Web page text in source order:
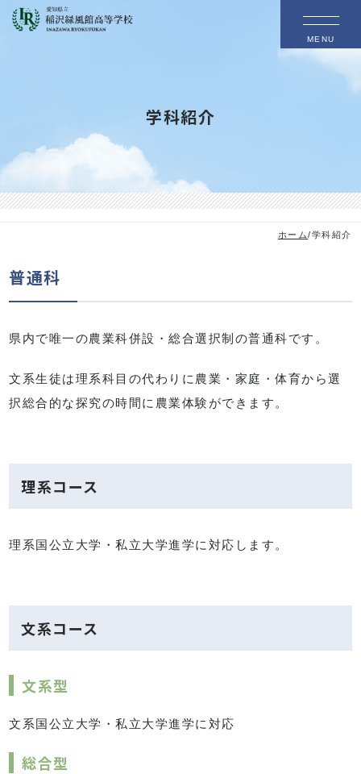
MENU
学科紹介
ホーム/学科紹介
普通科
県内で唯一の農業科併設・総合選択制の普通科です。
文系生徒は理系科目の代わりに農業・家庭・体育から選
択総合的な探究の時間に農業体験ができます。
理系コース
理系国公立大学・私立大学進学に対応します。
文系コース
文系型
文系国公立大学・私立大学進学に対応
総合型